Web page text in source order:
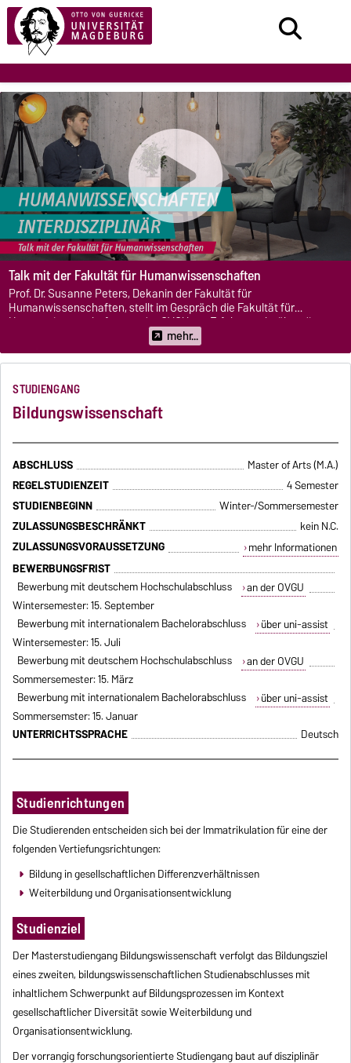
Talk mit der Fakultät für Humanwissenschaften
Prof. Dr. Susanne Peters, Dekanin der Fakultät für
Humanwissenschaften, stellt im Gespräch die Fakultät für
Humanwissenschaften an der OVGU vor. Erfahre mehr über die
Masterstudiengänge, die Forschung und eine Karriere in den
Geisteswissenschaften.
mehr...
STUDIENGANG
Bildungswissenschaft
ABSCHLUSS
Master of Arts (M.A.)
REGELSTUDIENZEIT
4 Semester
STUDIENBEGINN
Winter-/Sommersemester
ZULASSUNGSBESCHRÄNKT
kein N.C.
ZULASSUNGSVORAUSSETZUNG
mehr Informationen
BEWERBUNGSFRIST
Bewerbung mit deutschem Hochschulabschluss
an der OVGU
Wintersemester: 15. September
Bewerbung mit internationalem Bachelorabschluss
über uni-assist
Wintersemester: 15. Juli
Bewerbung mit deutschem Hochschulabschluss
an der OVGU
Sommersemester: 15. März
Bewerbung mit internationalem Bachelorabschluss
über uni-assist
Sommersemster: 15. Januar
UNTERRICHTSSPRACHE
Deutsch
Studienrichtungen
Die Studierenden entscheiden sich bei der Immatrikulation für eine der
folgenden Vertiefungsrichtungen:
Bildung in gesellschaftlichen Differenzverhältnissen
Weiterbildung und Organisationsentwicklung
Studienziel
Der Masterstudiengang Bildungswissenschaft verfolgt das Bildungsziel
eines zweiten, bildungswissenschaftlichen Studienabschlusses mit
inhaltlichem Schwerpunkt auf Bildungsprozessen im Kontext
gesellschaftlicher Diversität sowie Weiterbildung und
Organisationsentwicklung.
Der vorrangig forschungsorientierte Studiengang baut auf disziplinär